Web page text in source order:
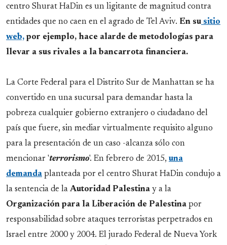
centro Shurat HaDin es un ligitante de magnitud contra
entidades que no caen en el agrado de Tel Aviv. En su sitio
web, por ejemplo, hace alarde de metodologías para
llevar a sus rivales a la bancarrota financiera.
La Corte Federal para el Distrito Sur de Manhattan se ha
convertido en una sucursal para demandar hasta la
pobreza cualquier gobierno extranjero o ciudadano del
país que fuere, sin mediar virtualmente requisito alguno
para la presentación de un caso -alcanza sólo con
mencionar 'terrorismo'. En febrero de 2015, una
demanda planteada por el centro Shurat HaDin condujo a
la sentencia de la Autoridad Palestina y a la
Organización para la Liberación de Palestina por
responsabilidad sobre ataques terroristas perpetrados en
Israel entre 2000 y 2004. El jurado Federal de Nueva York